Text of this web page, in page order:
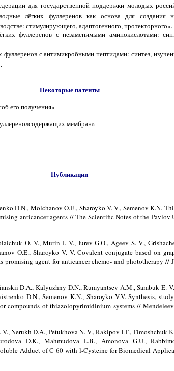
для государственной поддержки молодых
лёгких фуллеренов как основа для создания
стимулирующего, адаптогенного, протекторного».
фуллеренов с незаменимыми аминокислотами:
с антимикробными пептидами: синтез,
Некоторые патенты
его получения»
мембран»
Публикации
D.N., Molchanov O.E., Sharoyko V. V., Semenov K.N.
anticancer agents // The Scientific Notes of the
O. V., Murin I. V., Iurev G.O., Ageev S. V.,
O.E., Sharoyko V. V. Covalent conjugate based on
promising agent for anticancer chemo- and phototherapy //
D.A., Kalyuzhny D.N., Rumyantsev A.M., Sambuk E.
D.N., Semenov K.N., Sharoyko V.V. Synthesis,
compounds of thiazolopyrimidinium systems //
Nerukh D.A., Petukhova N. V., Rakipov I.T., Timoshchuk
D.K., Mahmudova L.B., Amonova G.U.,
Adduct of C 60 with l-Cysteine for Biomedical